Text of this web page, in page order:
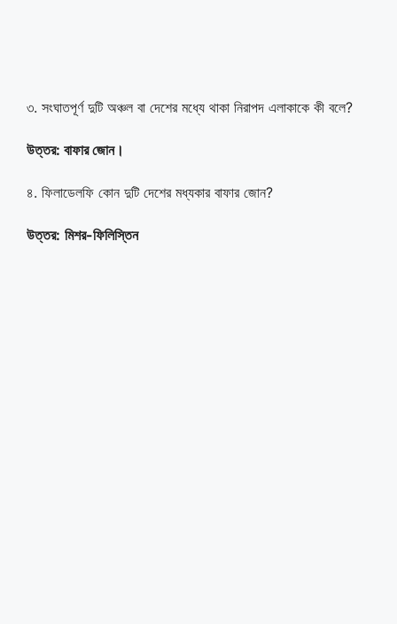
৩. সংঘাতপূর্ণ দুটি অঞ্চল বা দেশের মধ্যে থাকা নিরাপদ এলাকাকে কী বলে?
উত্তর: বাফার জোন।
৪. ফিলাডেলফি কোন দুটি দেশের মধ্যকার বাফার জোন?
উত্তর: মিশর-ফিলিস্তিন